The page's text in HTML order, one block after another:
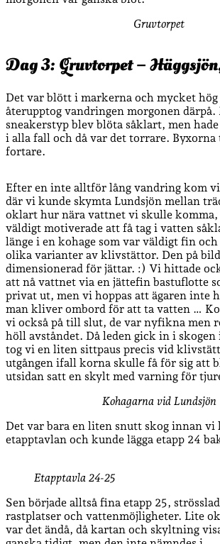
Gruvtorpet
Dag 3: Gruvtorpet –
Det var blött i markerna och mycket
återupptog vandringen morgonen
sneakerstyp blev blöta såklart, men
i alla fall och då var det torrare. Byxorna
fortare.
Efter en inte alltför lång vandring kom vi
där vi kunde skymta Lundsjön mellan
oklart hur nära vattnet vi skulle
väldigt motiverade att få tag i vatten
länge i en kohage som var väldigt fin och
olika varianter av klivstättor. Den på bild
dimensionerad för jättar. :) Vi hittade
att nå vattnet via en jättefin bastuflotte
privat ut, men vi hoppas att ägaren inte
man kliver ombord för att ta vatten …
vi också på till slut, de var nyfikna men
höll avståndet. Då leden gick in i skogen
tog vi en liten sittpaus precis vid
utgången ifall korna skulle få för sig att
utsidan satt en skylt med varning för
Kohagarna vid Lundsjön
Det var bara en liten snutt skog innan vi
etapptavlan och kunde lägga etapp 24
Etapptavla 24-25
Sen började alltså fina etapp 25,
rastplatser och vattenmöjligheter. Lite
var det ändå, då kartan och skyltning